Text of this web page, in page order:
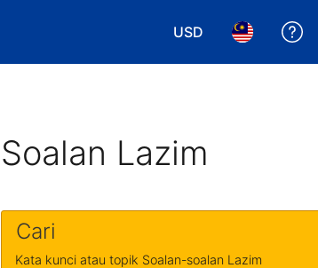
USD
Pilih mata wang
Pilih
Soalan Lazim
Cari
Kata kunci atau topik Soalan-soalan Lazim